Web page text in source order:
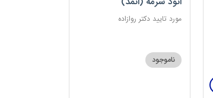
مورد تایید دکتر روازاده
ناموجود